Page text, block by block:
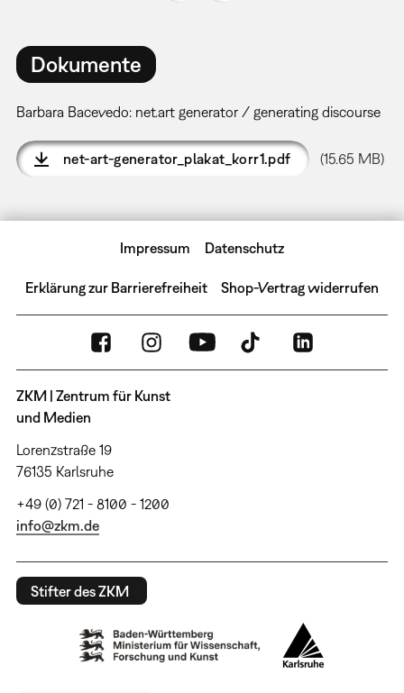
Dokumente
Barbara Bacevedo: net.art generator / generating discourse
net-art-generator_plakat_korr1.pdf (15.65 MB)
Impressum Datenschutz
Erklärung zur Barrierefreiheit Shop-Vertrag widerrufen
ZKM | Zentrum für Kunst
und Medien
Lorenzstraße 19
76135 Karlsruhe
+49 (0) 721 - 8100 - 1200
info@zkm.de
Stifter des ZKM